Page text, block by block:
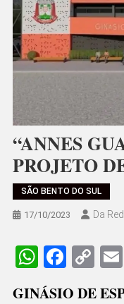
“ANNES
PROJETO
SÃO BENTO DO SUL
17/10/2023 Da
GINÁSIO DE